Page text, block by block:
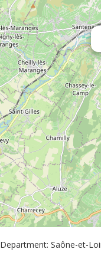
Department: Saône-et-